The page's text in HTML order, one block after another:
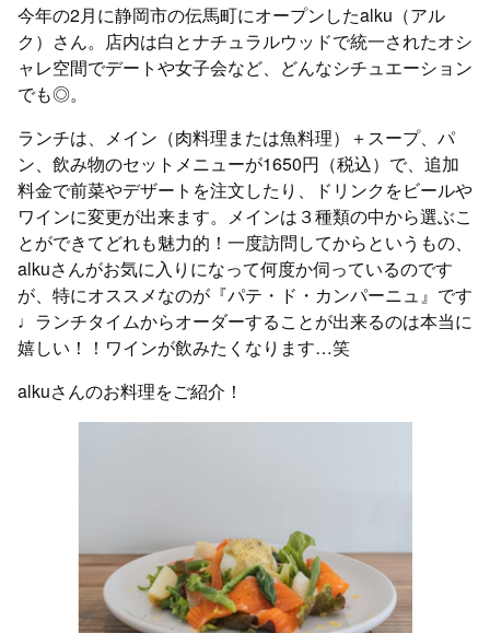
今年の2月に静岡市の伝馬町にオープンしたalku（アル
ク）さん。店内は白とナチュラルウッドで統一されたオシ
ャレ空間でデートや女子会など、どんなシチュエーション
でも◎。
ランチは、メイン（肉料理または魚料理）＋スープ、パ
ン、飲み物のセットメニューが1650円（税込）で、追加
料金で前菜やデザートを注文したり、ドリンクをビールや
ワインに変更が出来ます。メインは３種類の中から選ぶこ
とができてどれも魅力的！一度訪問してからというもの、
alkuさんがお気に入りになって何度か伺っているのです
が、特にオススメなのが『パテ・ド・カンパーニュ』です
♩ランチタイムからオーダーすることが出来るのは本当に
嬉しい！！ワインが飲みたくなります…笑
alkuさんのお料理をご紹介！